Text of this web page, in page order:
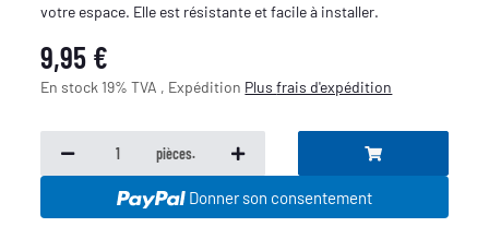
votre espace. Elle est résistante et facile à installer.
9,95 €
En stock 19% TVA , Expédition Plusfrais d'expédition
pièces.
Donner son consentement